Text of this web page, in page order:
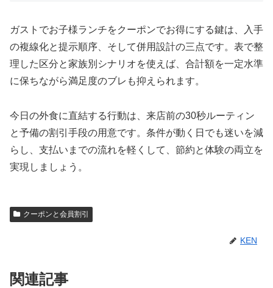
ガストでお子様ランチをクーポンでお得にする鍵は、入手
の複線化と提示順序、そして併用設計の三点です。表で整
理した区分と家族別シナリオを使えば、合計額を一定水準
に保ちながら満足度のブレも抑えられます。
今日の外食に直結する行動は、来店前の30秒ルーティン
と予備の割引手段の用意です。条件が動く日でも迷いを減
らし、支払いまでの流れを軽くして、節約と体験の両立を
実現しましょう。
クーポンと会員割引
KEN
関連記事